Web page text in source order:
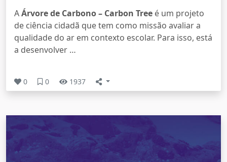
AÁrvore de Carbono – Carbon Tree é um projeto
de ciência cidadã que tem como missão avaliar a
qualidade do ar em contexto escolar. Para isso, está
a desenvolver …
0 0 1937